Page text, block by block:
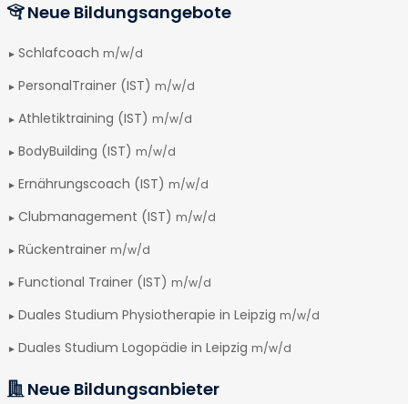
Neue Bildungsangebote
Schlafcoach m/w/d
PersonalTrainer (IST) m/w/d
Athletiktraining (IST) m/w/d
BodyBuilding (IST) m/w/d
Ernährungscoach (IST) m/w/d
Clubmanagement (IST) m/w/d
Rückentrainer m/w/d
Functional Trainer (IST) m/w/d
Duales Studium Physiotherapie in Leipzig m/w/d
Duales Studium Logopädie in Leipzig m/w/d
Neue Bildungsanbieter